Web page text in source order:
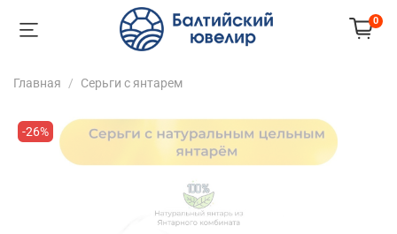
0
Главная Серьги с янтарем
-26%